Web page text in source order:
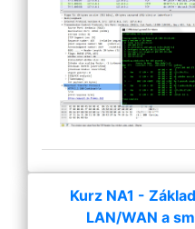
Kurz NA1 -
LAN/WAN a